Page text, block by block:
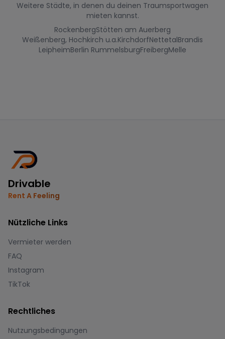
Weitere Städte, in denen du deinen Traumsportwagen
mieten kannst.
RockenbergStötten am Auerberg
Weißenberg, Hochkirch u.a.KirchdorfNettetalBrandis
LeipheimBerlin RummelsburgFreibergMelle
Drivable
Rent A Feeling
Nützliche Links
Vermieter werden
FAQ
Instagram
TikTok
Rechtliches
Nutzungsbedingungen